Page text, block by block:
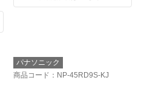
パナソニック
商品コード ：NP-45RD9S-KJ